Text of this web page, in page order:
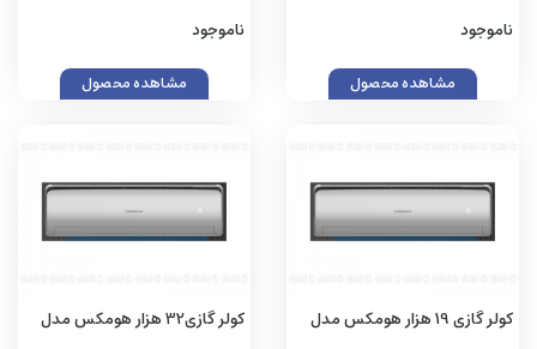
ناموجود
مشاهده محصول
ناموجود
مشاهده محصول
کولر گازی 19 هزار هومکس مدل
کولر گازی32 هزار هومکس مدل